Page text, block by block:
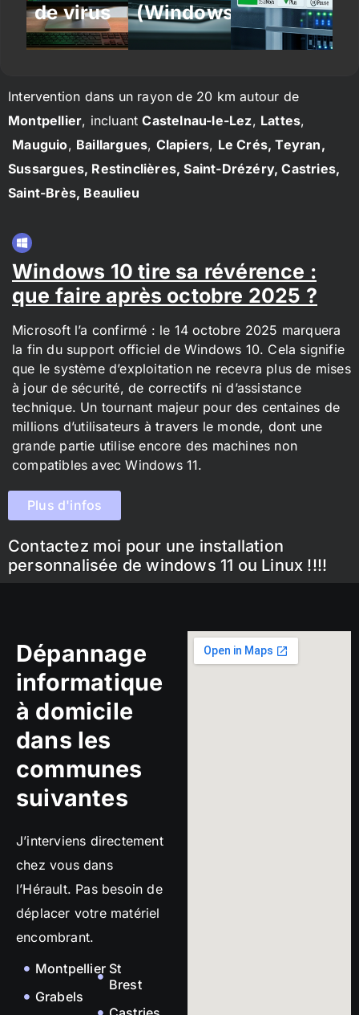
de virus
(Windows/Linux)
Intervention dans un rayon de 20 km autour de
Montpellier, incluantCastelnau-le-Lez, Lattes,
Mauguio, Baillargues, Clapiers, Le Crés, Teyran,
Sussargues, Restinclières, Saint-Drézéry, Castries,
Saint-Brès, Beaulieu
Windows 10 tire sa révérence :
que faire après octobre 2025 ?
Microsoft l’a confirmé : le 14 octobre 2025 marquera
la fin du support officiel de Windows 10. Cela signifie
que le système d’exploitation ne recevra plus de mises
à jour de sécurité, de correctifs ni d’assistance
technique. Un tournant majeur pour des centaines de
millions d’utilisateurs à travers le monde, dont une
grande partie utilise encore des machines non
compatibles avec Windows 11.
Plus d'infos
Contactez moi pour une installation
personnalisée de windows 11 ou Linux !!!!
Dépannage
informatique
à domicile
dans les
communes
suivantes
J’interviens directement
chez vous dans
l’Hérault. Pas besoin de
déplacer votre matériel
encombrant.
Montpellier
Grabels
St
Brest